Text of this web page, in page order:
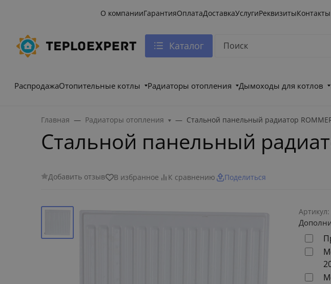
О компанииГарантияОплатаДоставкаУслугиРеквизитыКонтакты
Каталог
РаспродажаОтопительные котлы Радиаторы отопления Дымоходы для котлов
Главная Радиаторы отопления Стальной панельный радиатор
Стальной панельный
Добавить отзыв В избранное К сравнению Поделиться
Артикул: